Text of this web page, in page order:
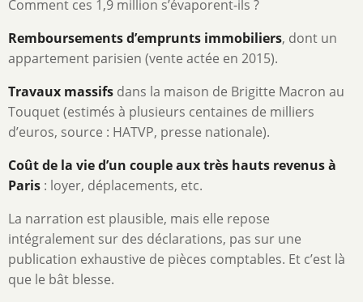
Comment ces 1,9 million s’évaporent-ils ?
Remboursements d’emprunts immobiliers, dont un
appartement parisien (vente actée en 2015).
Travaux massifs dans la maison de Brigitte Macron au
Touquet (estimés à plusieurs centaines de milliers
d’euros, source : HATVP, presse nationale).
Coût de la vie d’un couple aux très hauts revenus à
Paris : loyer, déplacements, etc.
La narration est plausible, mais elle repose
intégralement sur des déclarations, pas sur une
publication exhaustive de pièces comptables. Et c’est là
que le bât blesse.